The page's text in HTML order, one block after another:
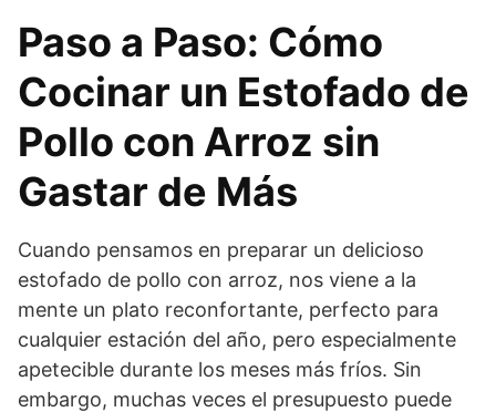
Paso a Paso: Cómo
Cocinar un Estofado de
Pollo con Arroz sin
Gastar de Más
Cuando pensamos en preparar un delicioso
estofado de pollo con arroz, nos viene a la
mente un plato reconfortante, perfecto para
cualquier estación del año, pero especialmente
apetecible durante los meses más fríos. Sin
embargo, muchas veces el presupuesto puede